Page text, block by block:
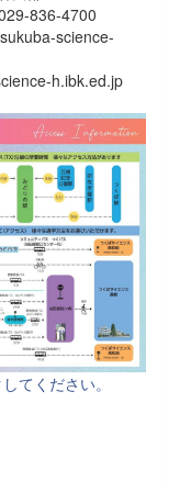
836-4700
science-
h.ibk.ed.jp
てください。